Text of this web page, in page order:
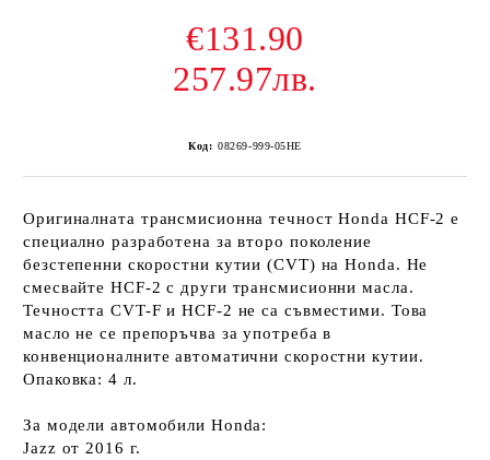
€131.90
257.97лв.
Код: 08269-999-05HE
Оригиналната трансмисионна течност Honda HCF-2 е
специално разработена за второ поколение
безстепенни скоростни кутии (CVT) на Honda. Не
смесвайте HCF-2 с други трансмисионни масла.
Течността CVT-F и HCF-2 не са съвместими. Това
масло не се препоръчва за употреба в
конвенционалните автоматични скоростни кутии.
Опаковка: 4 л.
За модели автомобили Honda:
Jazz от 2016 г.